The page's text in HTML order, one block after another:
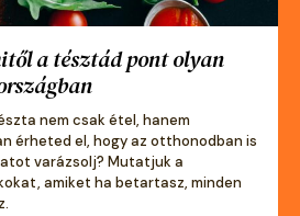
a tésztád pont olyan
nem csak étel, hanem
érheted el, hogy az otthonodban is
varázsolj? Mutatjuk a
amiket ha betartasz, minden